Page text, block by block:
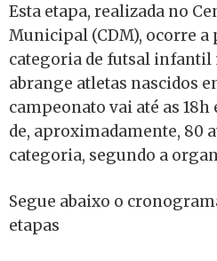
Esta etapa, realizada no
Municipal (CDM), ocorre a
categoria de futsal infantil
abrange atletas nascidos
campeonato vai até as
de, aproximadamente, 80
categoria, segundo a
Segue abaixo o
etapas